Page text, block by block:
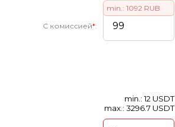
min.: 1092 RUB
С комиссией*:
min.: 12 USDT
max.: 3296.7 USDT